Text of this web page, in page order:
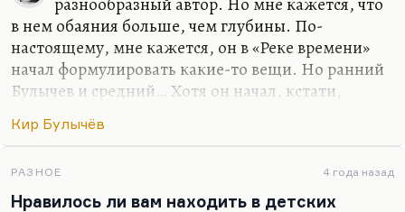
в нем обаяния больше, чем глубины. По-
настоящему, мне кажется, он в «Реке времени»
начал формулировать какие-то вещи. Но ранний
Булычев и средний… Хотя он начал, кстати,
Можейко-то Игорь, и археолог, насколько я
литературу с уже сложившейся репутацией в
основной профессии.
Кир Булычёв
РАЗНОЕ 4 года назад
Нравилось ли вам находить в детских